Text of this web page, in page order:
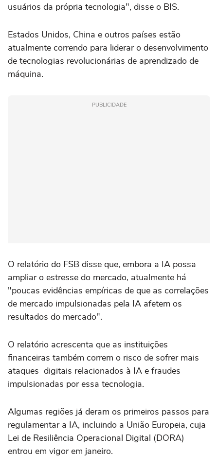
usuários da própria tecnologia", disse o BIS.
Estados Unidos, China e outros países estão
atualmente correndo para liderar o desenvolvimento
de tecnologias revolucionárias de aprendizado de
máquina.
PUBLICIDADE
O relatório do FSB disse que, embora a IA possa
ampliar o estresse do mercado, atualmente há
"poucas evidências empíricas de que as correlações
de mercado impulsionadas pela IA afetem os
resultados do mercado".
O relatório acrescenta que as instituições
financeiras também correm o risco de sofrer mais
ataques digitais relacionados à IA e fraudes
impulsionadas por essa tecnologia.
Algumas regiões já deram os primeiros passos para
regulamentar a IA, incluindo a União Europeia, cuja
Lei de Resiliência Operacional Digital (DORA)
entrou em vigor em janeiro.